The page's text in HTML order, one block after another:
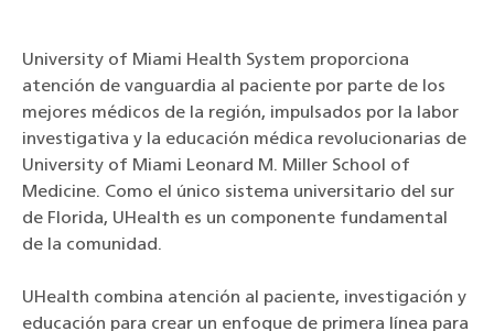
University of Miami Health System proporciona
atención de vanguardia al paciente por parte de los
mejores médicos de la región, impulsados por la labor
investigativa y la educación médica revolucionarias de
University of Miami Leonard M. Miller School of
Medicine. Como el único sistema universitario del sur
de Florida, UHealth es un componente fundamental
de la comunidad.
UHealth combina atención al paciente, investigación y
educación para crear un enfoque de primera línea para